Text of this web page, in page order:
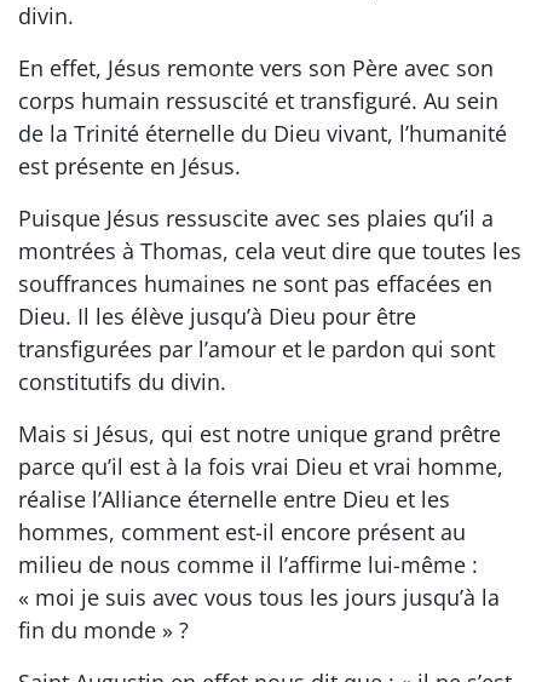
divin.
En effet, Jésus remonte vers son Père avec son
corps humain ressuscité et transfiguré. Au sein
de la Trinité éternelle du Dieu vivant, l’humanité
est présente en Jésus.
Puisque Jésus ressuscite avec ses plaies qu’il a
montrées à Thomas, cela veut dire que toutes les
souffrances humaines ne sont pas effacées en
Dieu. Il les élève jusqu’à Dieu pour être
transfigurées par l’amour et le pardon qui sont
constitutifs du divin.
Mais si Jésus, qui est notre unique grand prêtre
parce qu’il est à la fois vrai Dieu et vrai homme,
réalise l’Alliance éternelle entre Dieu et les
hommes, comment est-il encore présent au
milieu de nous comme il l’affirme lui-même :
« moi je suis avec vous tous les jours jusqu’à la
fin du monde » ?